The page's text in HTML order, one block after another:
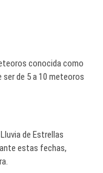
conocida como
ser de 5 a 10 meteoros
de Estrellas
estas fechas,